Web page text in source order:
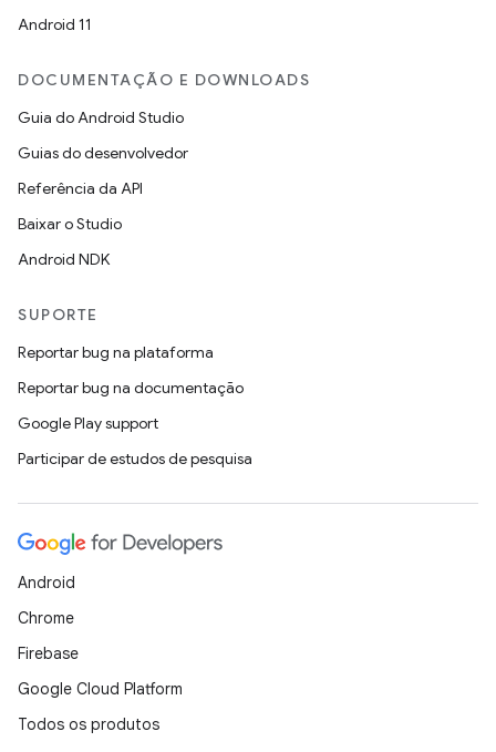
Android 11
DOCUMENTAÇÃO E DOWNLOADS
Guia do Android Studio
Guias do desenvolvedor
Referência da API
Baixar o Studio
Android NDK
SUPORTE
Reportar bug na plataforma
Reportar bug na documentação
Google Play support
Participar de estudos de pesquisa
Android
Chrome
Firebase
Google Cloud Platform
Todos os produtos